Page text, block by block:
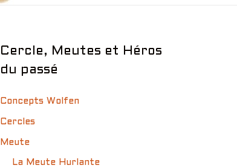
Cercle, Meutes et Héros
du passé
Concepts Wolfen
Cercles
Meute
La Meute Hurlante